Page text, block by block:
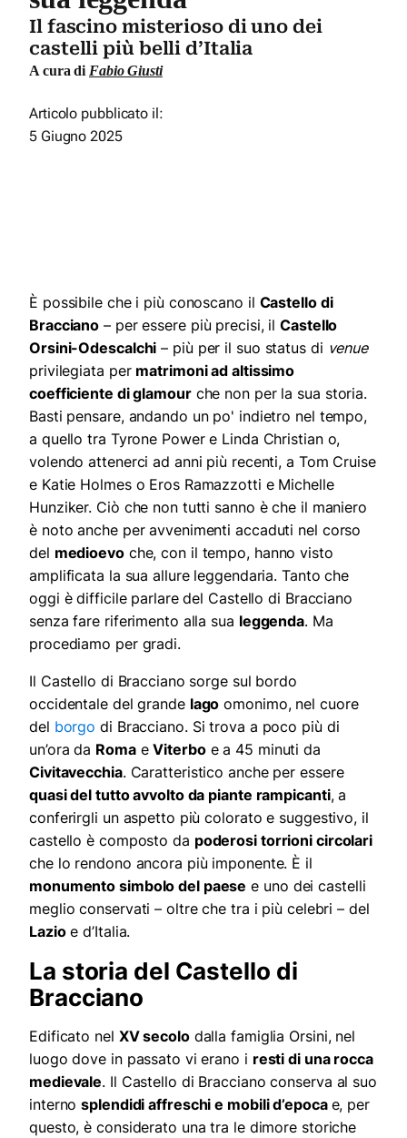
Il fascino misterioso di uno dei
castelli più belli d’Italia
A cura di Fabio Giusti
Articolo pubblicato il:
5 Giugno 2025
È possibile che i più conoscano il Castello di
Bracciano – per essere più precisi, ilCastello
Orsini-Odescalchi – più per il suo status di venue
privilegiata per matrimoni ad altissimo
coefficiente di glamourche non per la sua storia.
Basti pensare, andando un po' indietro nel tempo,
a quello tra Tyrone Power e Linda Christian o,
volendo attenerci ad anni più recenti, a Tom Cruise
e Katie Holmes o Eros Ramazzotti e Michelle
Hunziker. Ciò che non tutti sanno è che il maniero
è noto anche per avvenimenti accaduti nel corso
del medioevoche, con il tempo, hanno visto
amplificata la sua allure leggendaria. Tanto che
oggi è difficile parlare del Castello di Bracciano
senza fare riferimento alla sua leggenda. Ma
procediamo per gradi.
Il Castello di Bracciano sorge sul bordo
occidentale del grande lago omonimo, nel cuore
del borgo di Bracciano. Si trova a poco più di
un’ora da RomaeViterboe a 45 minuti da
Civitavecchia. Caratteristico anche per essere
quasi del tutto avvolto da piante rampicanti, a
conferirgli un aspetto più colorato e suggestivo, il
castello è composto da poderosi torrioni circolari
che lo rendono ancora più imponente. È il
monumento simbolo del paese e uno dei castelli
meglio conservati – oltre che tra i più celebri – del
Lazioe d’Italia.
La storia del Castello di
Bracciano
Edificato nel XV secolodalla famiglia Orsini, nel
luogo dove in passato vi erano i resti di una rocca
medievale. Il Castello di Bracciano conserva al suo
internosplendidi affreschi e mobili d’epoca e, per
questo, è considerato una tra le dimore storiche